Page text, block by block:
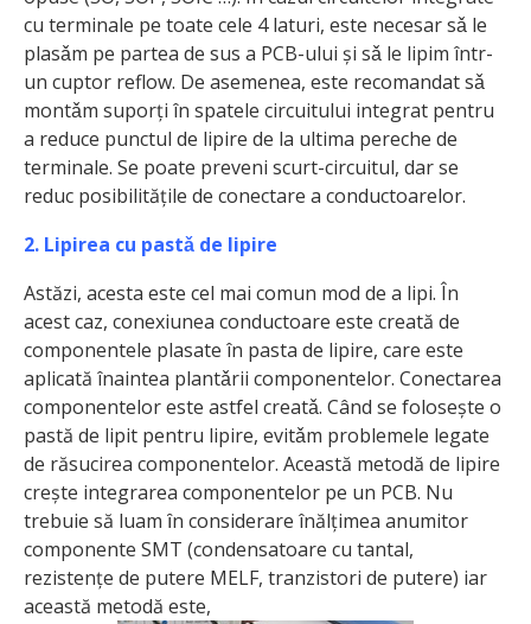
cu terminale pe toate cele 4 laturi, este necesar sǎ le
plasǎm pe partea de sus a PCB-ului și sǎ le lipim într-
un cuptor reflow. De asemenea, este recomandat sǎ
montǎm suporți în spatele circuitului integrat pentru
a reduce punctul de lipire de la ultima pereche de
terminale. Se poate preveni scurt-circuitul, dar se
reduc posibilitățile de conectare a conductoarelor.
2. Lipirea cu pastǎ de lipire
Astăzi, acesta este cel mai comun mod de a lipi. În
acest caz, conexiunea conductoare este creată de
componentele plasate în pasta de lipire, care este
aplicată înaintea plantǎrii componentelor. Conectarea
componentelor este astfel creatǎ. Când se folosește o
pastă de lipit pentru lipire, evitǎm problemele legate
de răsucirea componentelor. Această metodă de lipire
crește integrarea componentelor pe un PCB. Nu
trebuie să luam ȋn considerare înălțimea anumitor
componente SMT (condensatoare cu tantal,
rezistențe de putere MELF, tranzistori de putere) iar
această metodă este,